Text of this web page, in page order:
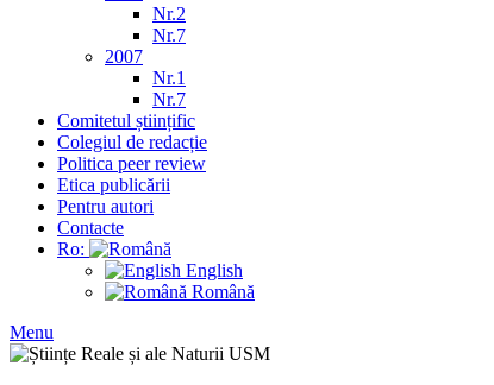
Nr.2
Nr.7
2007
Nr.1
Nr.7
Comitetul științific
Colegiul de redacție
Politica peer review
Etica publicării
Pentru autori
Contacte
Ro:
English
Română
Menu